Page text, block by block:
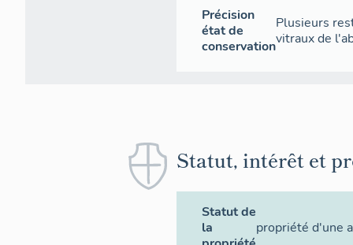
Précision
état de
conservation
Plusieurs
vitraux de
Statut, intérêt et
Statut de
la
propriété d'une